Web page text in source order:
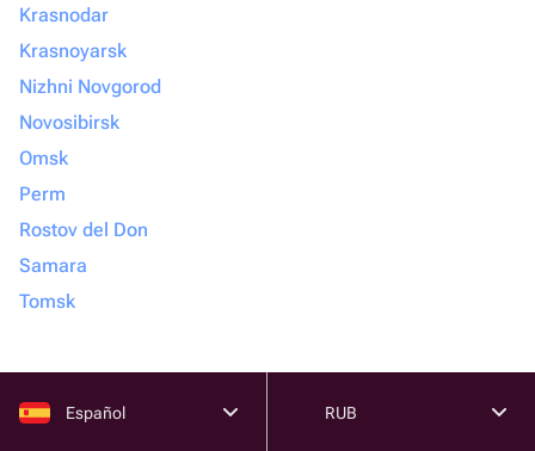
Krasnodar
Krasnoyarsk
Nizhni Novgorod
Novosibirsk
Omsk
Perm
Rostov del Don
Samara
Tomsk
Español RUB